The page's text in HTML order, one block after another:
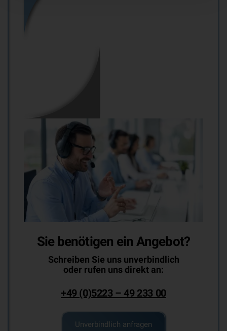
Sie benötigen ein Angebot?
Schreiben Sie uns unverbindlich
oder rufen uns direkt an:
+49 (0)5223 – 49 233 00
Unverbindlich anfragen